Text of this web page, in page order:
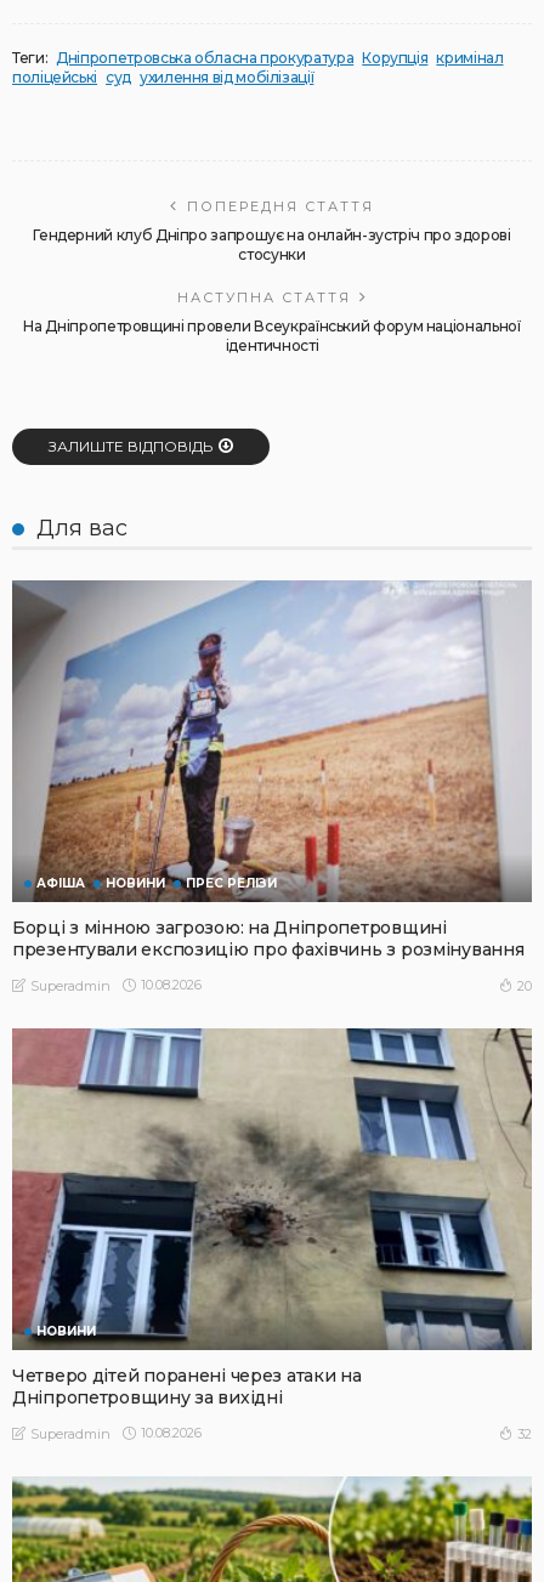
Теги: Дніпропетровська обласна прокуратура Корупція кримінал
поліцейські суд ухилення від мобілізації
ПОПЕРЕДНЯ СТАТТЯ
Гендерний клуб Дніпро запрошує на онлайн-зустріч про здорові
стосунки
НАСТУПНА СТАТТЯ
На Дніпропетровщині провели Всеукраїнський форум національної
ідентичності
ЗАЛИШТЕ ВІДПОВІДЬ
Для вас
АФІША НОВИНИ ПРЕС РЕЛІЗИ
Борці з мінною загрозою: на Дніпропетровщині
презентували експозицію про фахівчинь з розмінування
Superadmin 10.08.2026 20
НОВИНИ
Четверо дітей поранені через атаки на
Дніпропетровщину за вихідні
Superadmin 10.08.2026 32